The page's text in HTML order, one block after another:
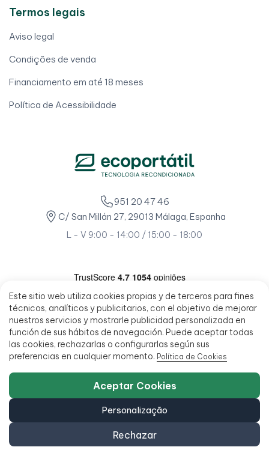
Este sitio web utiliza cookies propias y de terceros para fines
técnicos, analíticos y publicitarios, con el objetivo de mejorar
nuestros servicios y mostrarle publicidad personalizada en
función de sus hábitos de navegación. Puede aceptar todas
las cookies, rechazarlas o configurarlas según sus
preferencias en cualquier momento. Política de Cookies
Rechazar
Personalização
Aceptar Cookies
Termos legais
Aviso legal
Condições de venda
Financiamento em até 18 meses
Política de Acessibilidade
951 20 47 46
C/ San Millán 27, 29013 Málaga, Espanha
L - V 9:00 - 14:00 / 15:00 - 18:00